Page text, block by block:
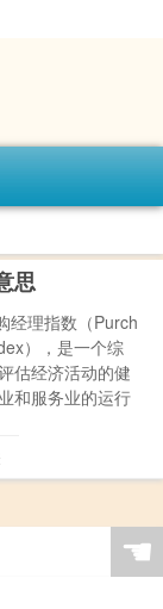
思
经理指数（Purch
），是一个综
估经济活动的健
和服务业的运行
☚